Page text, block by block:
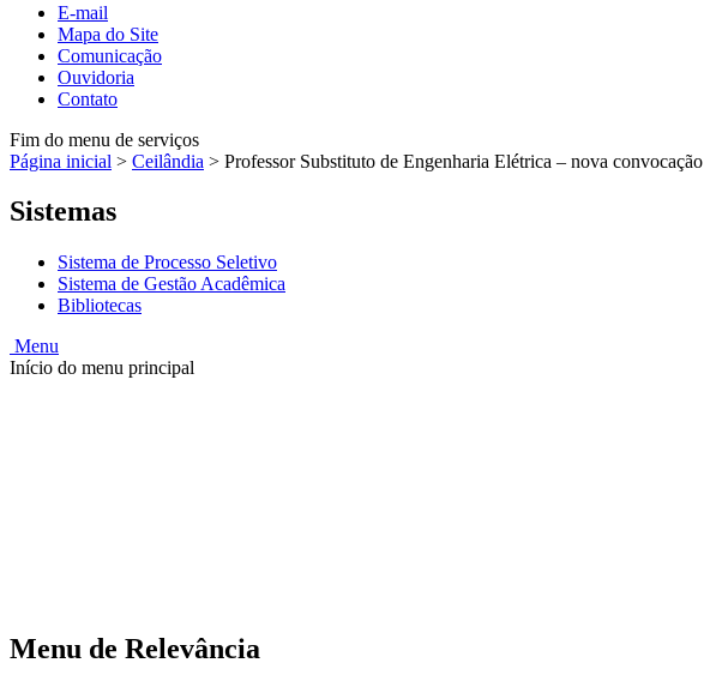
E-mail
Mapa do Site
Comunicação
Ouvidoria
Contato
Fim do menu de serviços
Página inicial > Ceilândia > Professor Substituto de Engenharia Elétrica – nova convocação
Sistemas
Sistema de Processo Seletivo
Sistema de Gestão Acadêmica
Bibliotecas
Menu
Início do menu principal
Menu de Relevância